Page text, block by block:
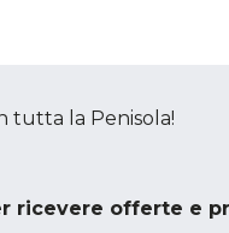
tutta la Penisola!
ricevere offerte e